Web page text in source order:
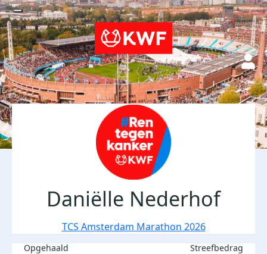
Daniëlle Nederhof
TCS Amsterdam Marathon 2026
Opgehaald Streefbedrag